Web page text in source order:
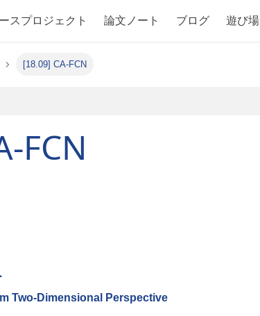
スプロジェクト 論文ノート ブログ 遊び場
[18.09] CA-FCN
FCN
Two-Dimensional Perspective